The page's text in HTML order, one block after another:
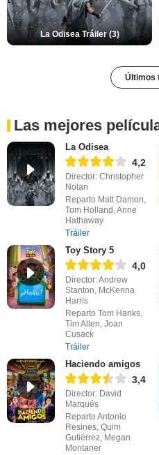
La Odisea Tráiler (3)
Últimos
Las mejores
La Odisea
4,2
Director: Christopher
Nolan
Reparto Matt Damon,
Tom Holland, Anne
Hathaway
Tráiler
Toy Story 5
4,0
Director: Andrew
Stanton, McKenna
Harris
Reparto Tom Hanks,
Tim Allen, Joan
Cusack
Tráiler
Haciendo amigos
3,4
Director: David
Marqués
Reparto Antonio
Resines, Quim
Gutiérrez, Megan
Montaner